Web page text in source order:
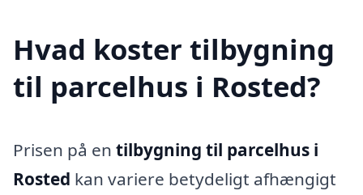
Hvad koster tilbygning
til parcelhus i Rosted?
Prisen på en tilbygning til parcelhus i
Rosted kan variere betydeligt afhængigt